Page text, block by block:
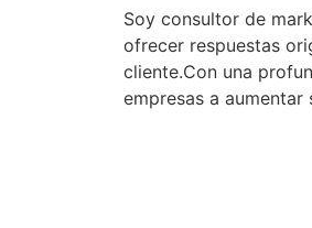
Soy consultor de
ofrecer respuestas
cliente.Con una
empresas a